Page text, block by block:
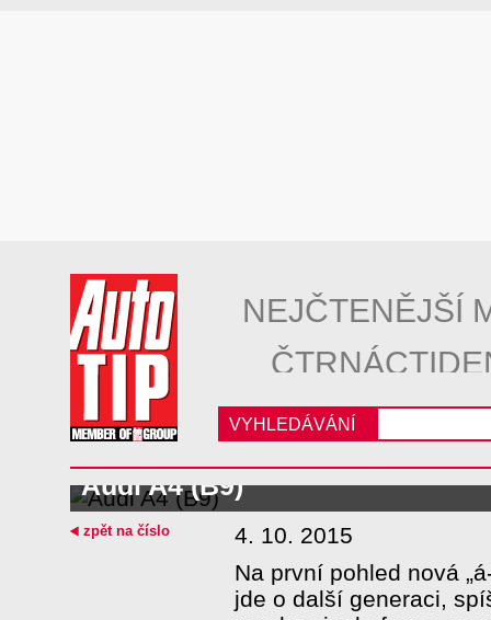
NEJČTENĚJŠÍ
VYHLEDÁVÁNÍ
Audi A4 (B9)
4. 10. 2015
Na první pohled nová
jde o další generaci,
zpět na číslo